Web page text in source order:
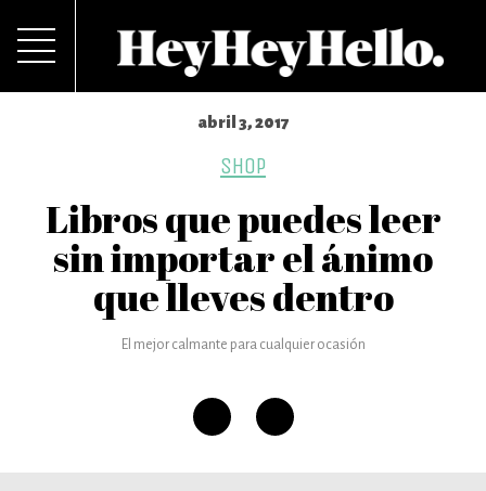
abril 3, 2017
SHOP
Libros que puedes leer
sin importar el ánimo
que lleves dentro
El mejor calmante para cualquier ocasión